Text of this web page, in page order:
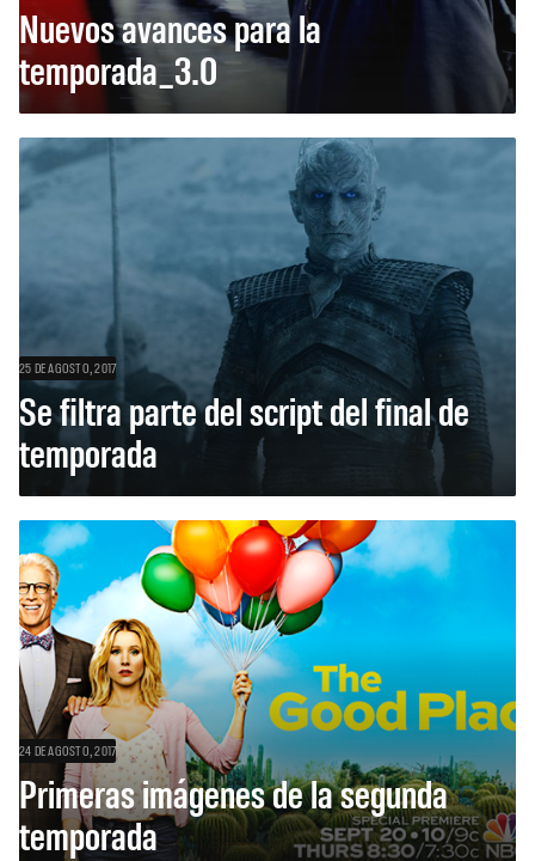
Nuevos avances para la
temporada_3.0
25 DE AGOSTO, 2017
Se filtra parte del script del final de
temporada
24 DE AGOSTO, 2017
Primeras imágenes de la segunda
temporada